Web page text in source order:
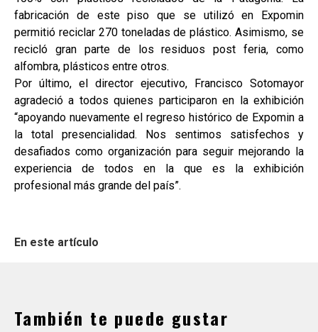
fabricación de este piso que se utilizó en Expomin
permitió reciclar 270 toneladas de plástico. Asimismo, se
recicló gran parte de los residuos post feria, como
alfombra, plásticos entre otros.
Por último, el director ejecutivo, Francisco Sotomayor
agradeció a todos quienes participaron en la exhibición
“apoyando nuevamente el regreso histórico de Expomin a
la total presencialidad. Nos sentimos satisfechos y
desafiados como organización para seguir mejorando la
experiencia de todos en la que es la exhibición
profesional más grande del país”.
En este artículo
También te puede gustar